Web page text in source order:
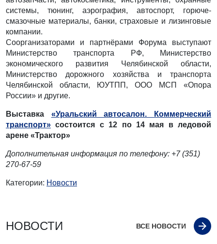
системы, тюнинг, аэрография, автоспорт, горюче-
смазочные материалы, банки, страховые и лизинговые
компании.
Соорганизаторами и партнёрами Форума выступают
Министерство транспорта РФ, Министерство
экономического развития Челябинской области,
Министерство дорожного хозяйства и транспорта
Челябинской области, ЮУТПП, ООО МСП «Опора
России» и другие.
Выставка «Уральский автосалон. Коммерческий
транспорт» состоится с 12 по 14 мая в ледовой
арене «Трактор»
Дополнительная информация по телефону: +7 (351)
270-67-59
Категории: Новости
НОВОСТИ ВСЕ НОВОСТИ